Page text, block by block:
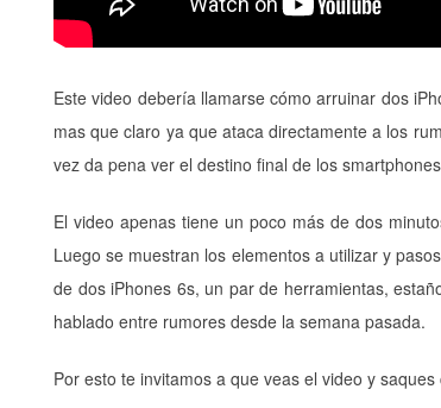
Este video debería llamarse cómo arruinar dos
mas que claro ya que ataca directamente a los
vez da pena ver el destino final de los
El video apenas tiene un poco más de dos
Luego se muestran los elementos a utilizar y
de dos iPhones 6s, un par de herramientas,
hablado entre rumores desde la semana pasada.
Por esto te invitamos a que veas el video y